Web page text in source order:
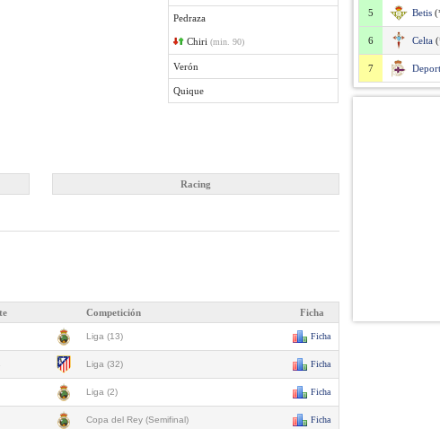
Pedraza
Chiri (min. 90)
Verón
Quique
Racing
Competición Ficha
Liga (13) Ficha
Liga (32) Ficha
Liga (2) Ficha
Copa del Rey (Semifinal) Ficha
5 Betis
6 Celta
7